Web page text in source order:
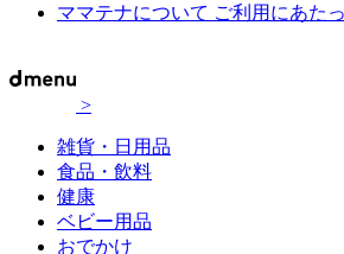
ママテナについて ご利用にあた
>
雑貨・日用品
食品・飲料
健康
ベビー用品
おでかけ